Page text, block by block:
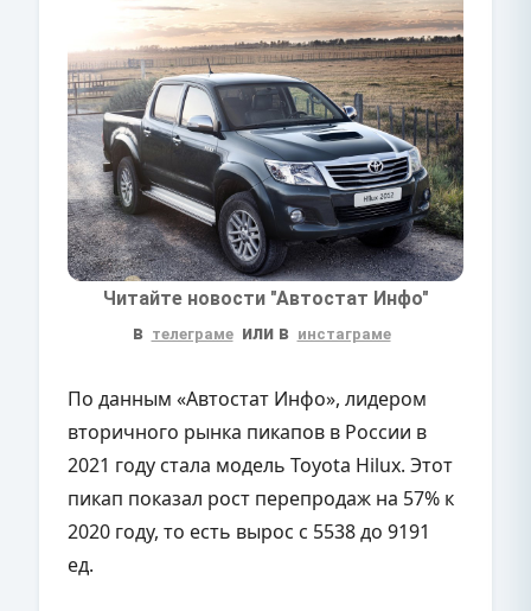
Читайте новости "Автостат Инфо"
в телеграме или в инстаграме
По данным «Автостат Инфо», лидером
вторичного рынка пикапов в России в
2021 году стала модель Toyota Hilux. Этот
пикап показал рост перепродаж на 57% к
2020 году, то есть вырос с 5538 до 9191
ед.